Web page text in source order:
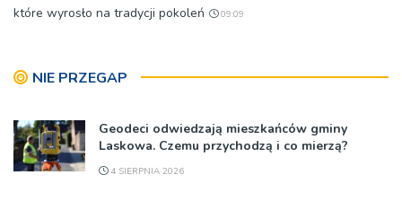
które wyrosło na tradycji pokoleń
09:09
NIE PRZEGAP
Geodeci odwiedzają mieszkańców gminy
Laskowa. Czemu przychodzą i co mierzą?
4 SIERPNIA 2026